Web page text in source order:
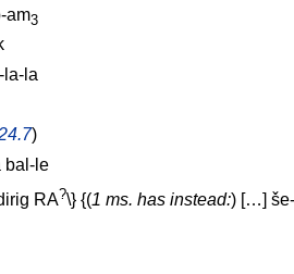
am3
la-la
)
bal-le
RA?\} {(1 ms. has instead:) […]